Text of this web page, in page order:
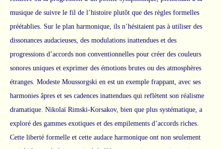
musique de suivre le fil de l’histoire plutôt que des règles formelles
préétablies. Sur le plan harmonique, ils n’hésitaient pas à utiliser des
dissonances audacieuses, des modulations inattendues et des
progressions d’accords non conventionnelles pour créer des couleurs
sonores uniques et exprimer des émotions brutes ou des atmosphères
étranges. Modeste Moussorgski en est un exemple frappant, avec ses
harmonies âpres et ses cadences inattendues qui reflètent son réalisme
dramatique. Nikolaï Rimski-Korsakov, bien que plus systématique, a
exploré des gammes exotiques et des empilements d’accords riches.
Cette liberté formelle et cette audace harmonique ont non seulement